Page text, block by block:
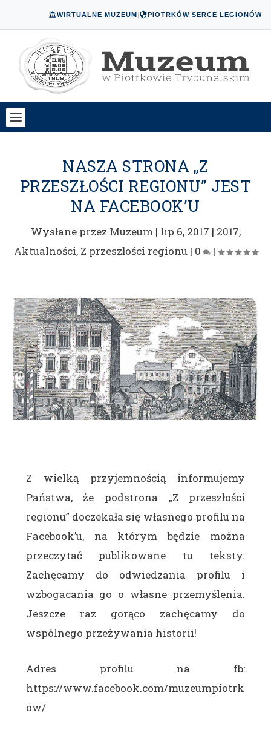
WIRTUALNE MUZEUM| PIOTRKÓW SERCE LEGIONÓW
NASZA STRONA „Z
PRZESZŁOŚCI REGIONU” JEST
NA FACEBOOK’U
Wysłane przez Muzeum| lip 6, 2017 | 2017,
Aktualności, Z przeszłości regionu| 0 |
Z wielką przyjemnością informujemy
Państwa, że podstrona „Z przeszłości
regionu” doczekała się własnego profilu na
Facebook’u, na którym będzie można
przeczytać publikowane tu teksty.
Zachęcamy do odwiedzania profilu i
wzbogacania go o własne przemyślenia.
Jeszcze raz gorąco zachęcamy do
wspólnego przeżywania historii!
Adres profilu na fb:
https://www.facebook.com/muzeumpiotrk
ow/